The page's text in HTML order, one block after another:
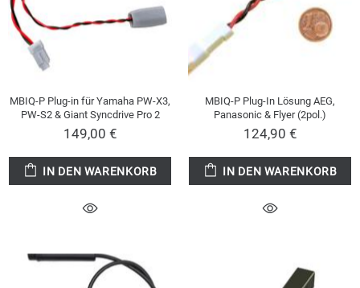
MBIQ-P Plug-in für Yamaha PW-X3,
PW-S2 & Giant Syncdrive Pro 2
149,00 €
IN DEN WARENKORB
MBIQ-P Plug-In Lösung AEG,
Panasonic & Flyer (2pol.)
124,90 €
IN DEN WARENKORB